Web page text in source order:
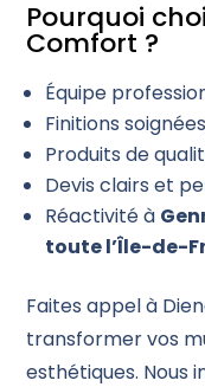
Pourquoi
Comfort ?
Équipe
Finitions
Produits de
Devis clairs et
Réactivité à
toute l’Île-de-
Faites appel à
transformer vos
esthétiques. Nous